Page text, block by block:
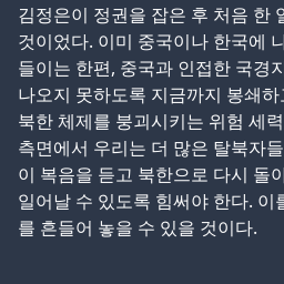
김정은이 정권을 잡은 후 처음 한
것이었다. 이미 중국이나 한국에
들이는 한편, 중국과 인접한 국경
나오지 못하도록 지금까지 봉쇄
북한 체제를 붕괴시키는 위험 세
측면에서 우리는 더 많은 탈북자
이 복음을 듣고 북한으로 다시 돌
일어날 수 있도록 힘써야 한다. 이
를 흔들어 놓을 수 있을 것이다.